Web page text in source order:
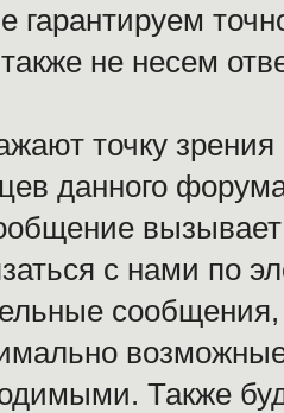
гарантируем
не несем
точку
данного
с нами по
Также